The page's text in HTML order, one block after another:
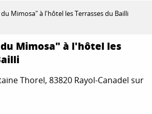
Mimosa" à l'hôtel les Terrasses du Bailli
Mimosa" à l'hôtel les
Thorel, 83820 Rayol-Canadel sur